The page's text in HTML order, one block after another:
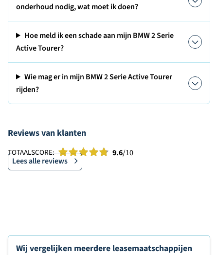
onderhoud nodig, wat moet ik doen?
Hoe meld ik een schade aan mijn BMW 2 Serie
Active Tourer?
Wie mag er in mijn BMW 2 Serie Active Tourer
rijden?
Reviews van klanten
TOTAALSCORE: 9.6/10
Lees alle reviews
Wij vergelijken meerdere leasemaatschappijen